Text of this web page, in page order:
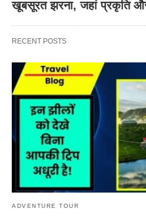
खूबसूरत झरना, जहां प्रकृति
RECENT POSTS
ADVENTURE TOUR